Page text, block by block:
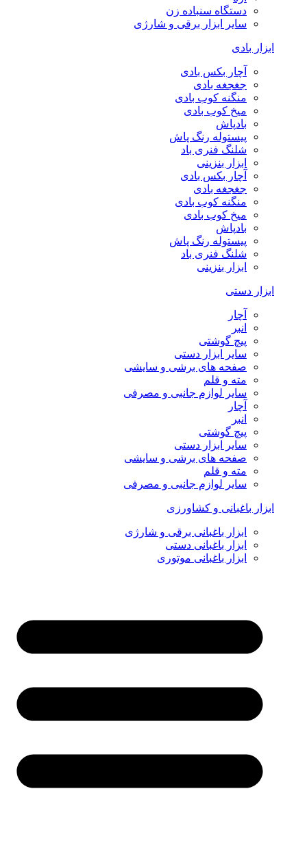
دستگاه سنباده زن
سایر ابزار برقی و شارژی
ابزار بادی
آچار بکس بادی
جغجغه بادی
منگنه کوب بادی
میخ کوب بادی
بادپاش
پیستوله رنگ پاش
شلنگ فنری باد
ابزار بنزینی
آچار بکس بادی
جغجغه بادی
منگنه کوب بادی
میخ کوب بادی
بادپاش
پیستوله رنگ پاش
شلنگ فنری باد
ابزار بنزینی
ابزار دستی
آچار
انبر
پیچ گوشتی
سایر ابزار دستی
صفحه های برشی و سایشی
مته و قلم
سایر لوازم جانبی و مصرفی
آچار
انبر
پیچ گوشتی
سایر ابزار دستی
صفحه های برشی و سایشی
مته و قلم
سایر لوازم جانبی و مصرفی
ابزار باغبانی و کشاورزی
ابزار باغبانی برقی و شارژی
ابزار باغبانی دستی
ابزار باغبانی موتوری